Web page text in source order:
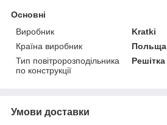
Основні
Виробник
Kratki
Країна виробник
Польща
Тип повітророзподільника
по конструкції
Решітка
Умови доставки